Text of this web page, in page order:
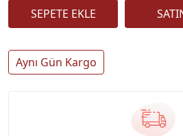
Aynı Gün Kargo